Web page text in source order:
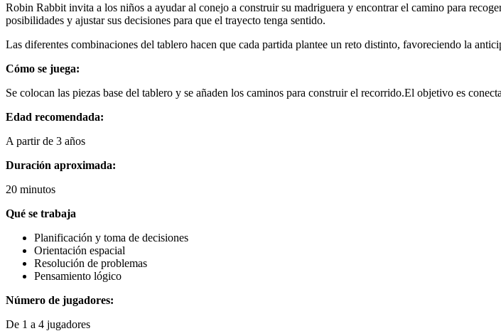
Robin Rabbit invita a los niños a ayudar al conejo a construir su madriguera y encontrar el camino para
posibilidades y ajustar sus decisiones para que el trayecto tenga sentido.
Las diferentes combinaciones del tablero hacen que cada partida plantee un reto distinto, favoreciendo la
Cómo se juega:
Se colocan las piezas base del tablero y se añaden los caminos para construir el recorrido.El objetivo es
Edad recomendada:
A partir de 3 años
Duración aproximada:
20 minutos
Qué se trabaja
Planificación y toma de decisiones
Orientación espacial
Resolución de problemas
Pensamiento lógico
Número de jugadores:
De 1 a 4 jugadores